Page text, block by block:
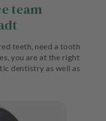
team
teeth, need a tooth
you are at the right
dentistry as well as